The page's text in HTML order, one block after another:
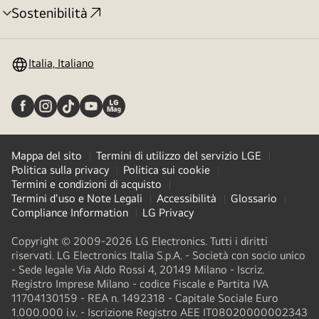
Sostenibilità
Attivazione
Italia, Italiano
Mappa del sito
Termini di utilizzo del servizio LGE
Politica sulla privacy
Politica sui cookie
Termini e condizioni di acquisto
Termini d'uso e Note Legali
Accessibilità
Glossario
Compliance Information
LG Privacy
Copyright © 2009-2026 LG Electronics. Tutti i diritti
riservati. LG Electronics Italia S.p.A. - Società con socio unico
- Sede legale Via Aldo Rossi 4, 20149 Milano - Iscriz.
Registro Imprese Milano - codice Fiscale e Partita IVA
11704130159 - REA n. 1492318 - Capitale Sociale Euro
1.000.000 i.v. - Iscrizione Registro AEE IT08020000002343​